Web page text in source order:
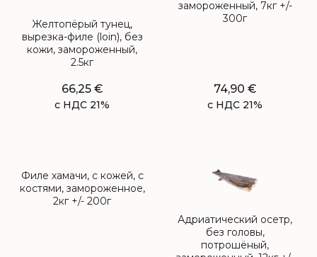
Желтопёрый тунец,
вырезка-филе (loin), без
кожи, замороженный,
2.5кг
66,25 €
с НДС 21%
замороженный, 7кг +/-
300г
74,90 €
с НДС 21%
Филе хамачи, с кожей, с
костями, замороженное,
2кг +/- 200г
Адриатический осетр,
без головы,
потрошёный,